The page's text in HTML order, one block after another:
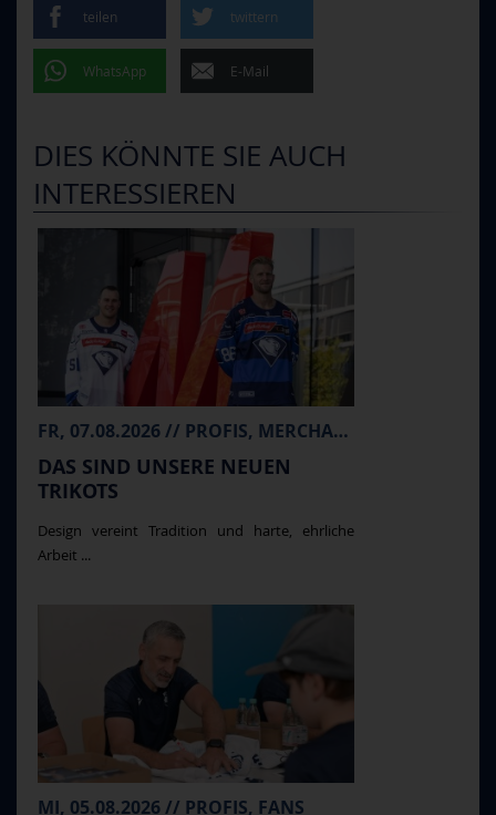
teilen twittern
WhatsApp E-Mail
DIES KÖNNTE SIE AUCH
INTERESSIEREN
FR, 07.08.2026 // PROFIS, MERCHANDISE
DAS SIND UNSERE NEUEN
TRIKOTS
Design vereint Tradition und harte, ehrliche
Arbeit ...
MI, 05.08.2026 // PROFIS, FANS